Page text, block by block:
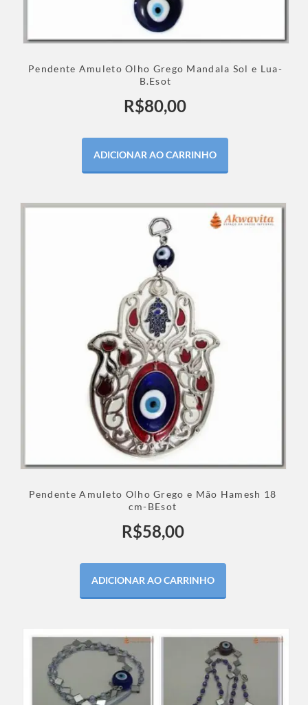
Pendente Amuleto Olho Grego Mandala Sol e Lua-
B.Esot
R$80,00
ADICIONAR AO CARRINHO
Pendente Amuleto Olho Grego e Mão Hamesh 18
cm-BEsot
R$58,00
ADICIONAR AO CARRINHO